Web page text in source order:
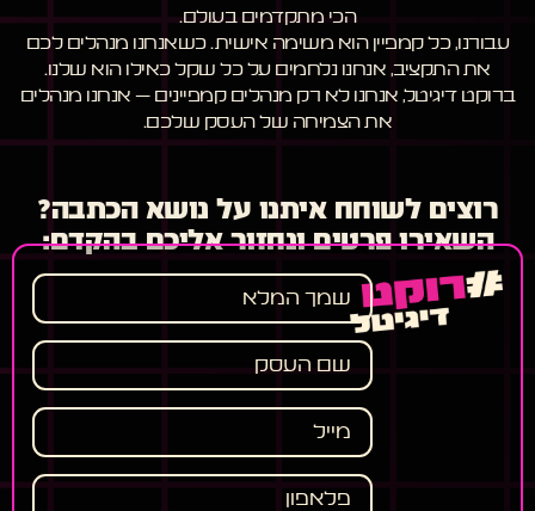
הכי מתקדמים בעולם.
עבורנו, כל קמפיין הוא משימה אישית. כשאנחנו מנהלים לכם
את התקציב, אנחנו נלחמים על כל שקל כאילו הוא שלנו.
ברוקט דיגיטל, אנחנו לא רק מנהלים קמפיינים – אנחנו מנהלים
את הצמיחה של העסק שלכם.
רוצים לשוחח איתנו על נושא הכתבה?
השאירו פרטים ונחזור אליכם בהקדם: